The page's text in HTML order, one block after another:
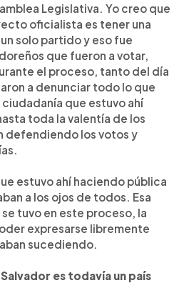
Legislativa. Yo creo que
oficialista es tener una
solo partido y eso fue
que fueron a votar,
el proceso, tanto del día
a denunciar todo lo que
que estuvo ahí
toda la valentía de los
defendiendo los votos y
estuvo ahí haciendo pública
a los ojos de todos. Esa
tuvo en este proceso, la
expresarse libremente
sucediendo.
es todavía un país